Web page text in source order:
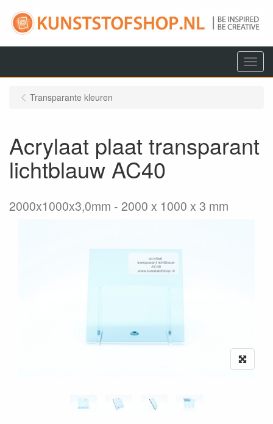
Menu
Transparante kleuren
Acrylaat plaat transparant
lichtblauw AC40
2000x1000x3,0mm 2000 x 1000 x 3 mm